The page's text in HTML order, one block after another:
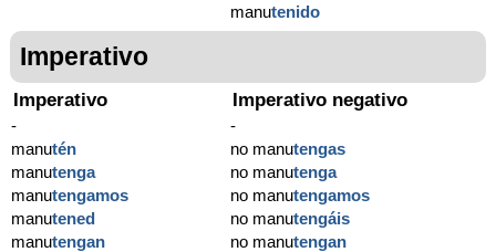
manutenido
Imperativo
Imperativo
-
manutén
manutenga
manutengamos
manutened
manutengan
Imperativo negativo
-
no manutengas
no manutenga
no manutengamos
no manutengáis
no manutengan